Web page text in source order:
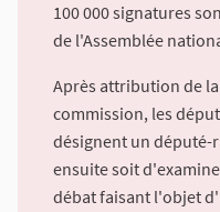
100 000 signatures
de l'Assemblée
Après attribution de
commission, les
désignent un
ensuite soit
débat faisant l'objet